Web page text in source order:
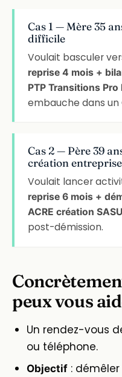
Cas 1 — Mère 35
difficile
Voulait basculer
reprise 4 mois +
PTP Transitions Pro
embauche dans un
Cas 2 — Père 39
création entreprise
Voulait lancer
reprise 6 mois +
ACRE création
post-démission.
peux vous
Un rendez-vous
ou téléphone.
Objectif :